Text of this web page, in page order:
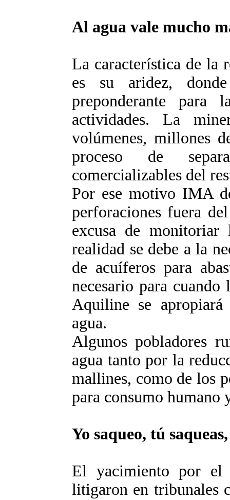
Al agua vale mucho
La característica de la
es su aridez,
preponderante
actividades. La
volúmenes, millones
proceso de
comercializables del
Por ese motivo IMA
perforaciones fuera
excusa de
realidad se debe a la
de acuíferos para
necesario para
Aquiline se apropiará
agua.
Algunos pobladores
agua tanto por la
mallines, como de los
para consumo humano
Yo saqueo, tú
El yacimiento por el
litigaron en tribunales